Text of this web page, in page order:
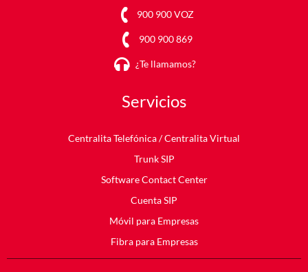
900 900 VOZ
900 900 869
¿Te llamamos?
Servicios
Centralita Telefónica/ Centralita Virtual
Trunk SIP
Software Contact Center
Cuenta SIP
Móvil para Empresas
Fibra para Empresas